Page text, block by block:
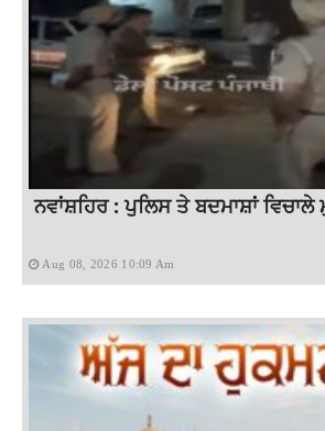
ਨਵਾਂਸ਼ਹਿਰ : ਪੁਲਿਸ ਤੇ ਬਦਮਾਸ਼ਾਂ
Aug 08, 2026 10:09 Am